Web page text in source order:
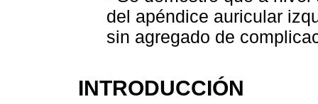
del apéndice auricular
sin agregado de
INTRODUCCIÓN